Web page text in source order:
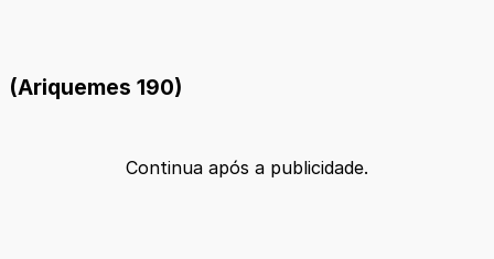
(Ariquemes 190)
Continua após a publicidade.